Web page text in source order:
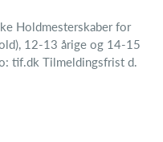
Holdmesterskaber for
12-13 årige og 14-15
tif.dk Tilmeldingsfrist d.